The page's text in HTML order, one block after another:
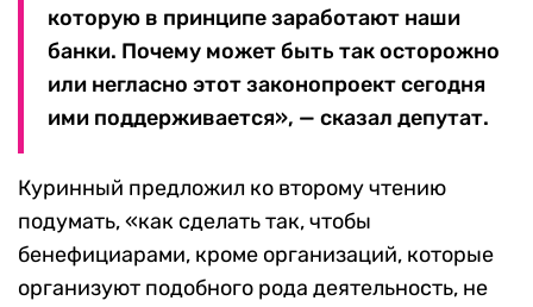
которую в принципе заработают наши
банки. Почему может быть так осторожно
или негласно этот законопроект сегодня
ими поддерживается», — сказал депутат.
Куринный предложил ко второму чтению
подумать, «как сделать так, чтобы
бенефициарами, кроме организаций, которые
организуют подобного рода деятельность, не